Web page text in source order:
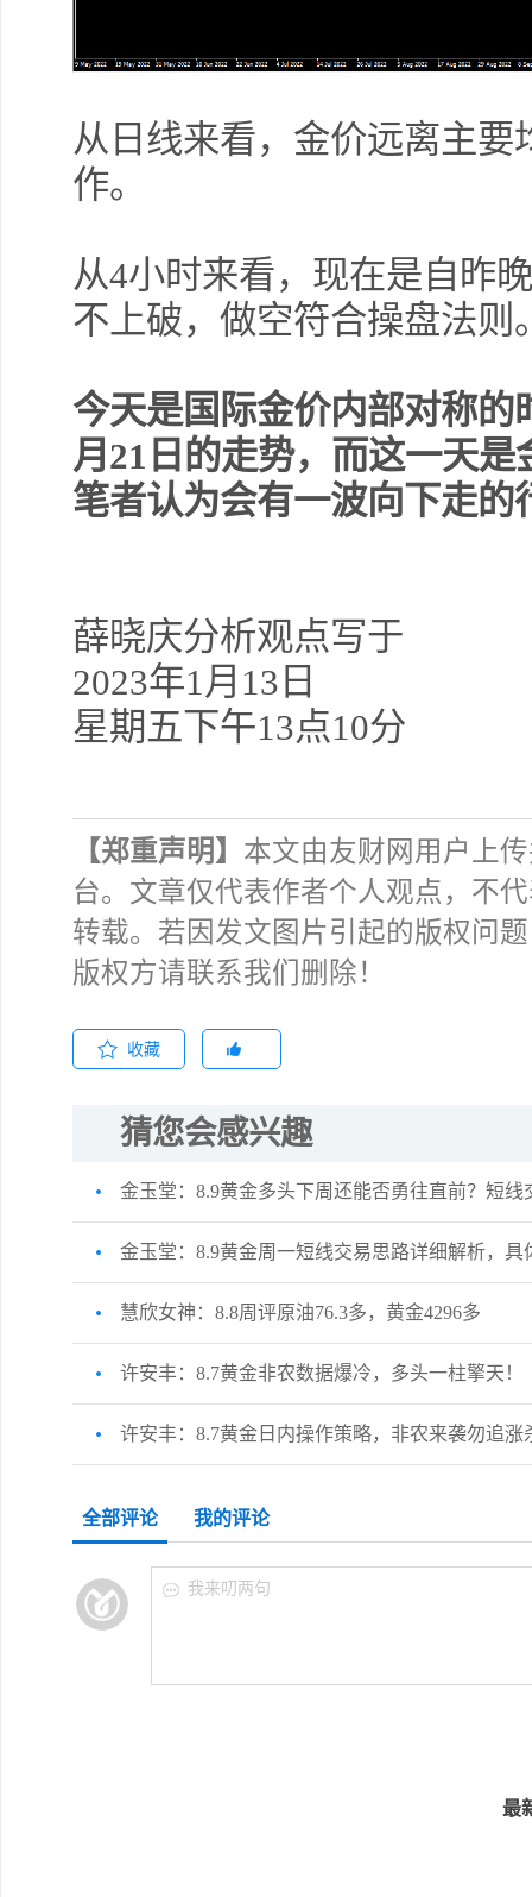
从日线来看，金价远离主
作。
从4小时来看，现在是自昨
不上破，做空符合操盘法则
今天是国际金价内部对称的
月 21 日的走势，而这一天
笔者认为会有一波向下走的
薛晓庆分析观点写于
2023年1月 13 日
星期五下午13点10分
【郑重声明】 本文由友财网用户上
台。文章仅代表作者个人观点，不
转载。若因发文图片引起的版权问
版权方请联系我们删除！
收藏
猜您会感兴趣
金玉堂：8.9黄金多头下周还能否勇往直前？短线
金玉堂：8.9黄金周一短线交易思路详细解析，具
慧欣女神：8.8周评原油76.3多，黄金4296多
许安丰：8.7黄金非农数据爆冷，多头一柱擎天！
许安丰：8.7黄金日内操作策略，非农来袭勿追涨
全部评论 我的评论
我来叨两句
最